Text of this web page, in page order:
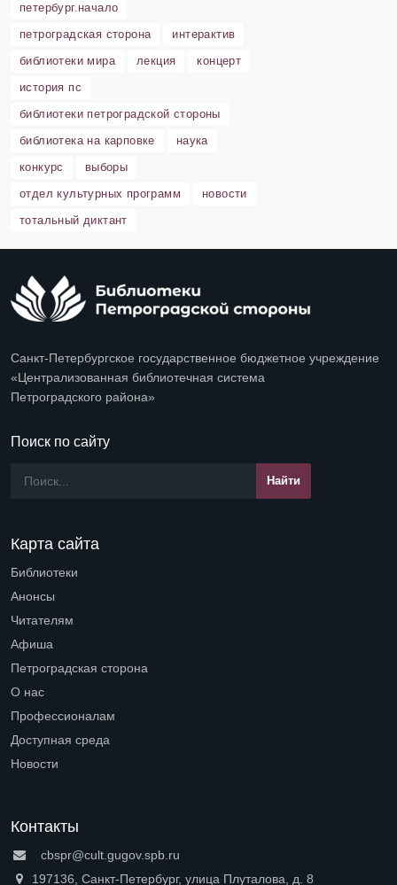
петербург.начало
петроградская сторона
интерактив
библиотеки мира
лекция
концерт
история пс
библиотеки петроградской стороны
библиотека на карповке
наука
конкурс
выборы
отдел культурных программ
новости
тотальный диктант
Санкт-Петербургское государственное бюджетное учреждение
«Централизованная библиотечная система
Петроградского района»
Поиск по сайту
Карта сайта
Библиотеки
Анонсы
Читателям
Афиша
Петроградская сторона
О нас
Профессионалам
Доступная среда
Новости
Контакты
cbspr@cult.gugov.spb.ru
197136, Санкт-Петербург, улица Плуталова, д. 8